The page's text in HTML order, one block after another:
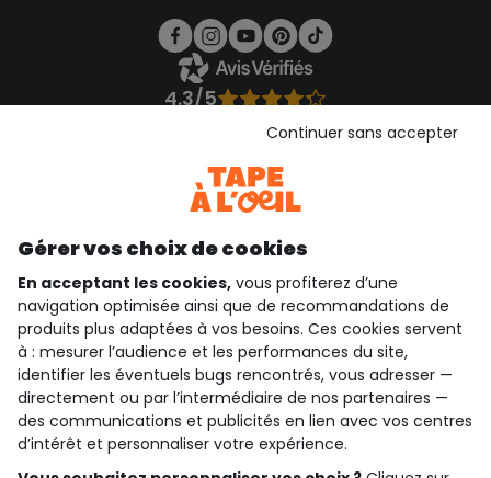
4.3/5
Voir l’attestation de confiance
Téléchargez notre application
Découvrir notre application
qui sommes-nous ?
besoin d'aide ?
le club fidélité
Gérer vos choix de cookies
En acceptant les cookies, vous profiterez d’une
navigation optimisée ainsi que de recommandations de
produits plus adaptées à vos besoins. Ces cookies servent
à : mesurer l’audience et les performances du site,
identifier les éventuels bugs rencontrés, vous adresser —
directement ou par l’intermédiaire de nos partenaires —
des communications et publicités en lien avec vos centres
d’intérêt et personnaliser votre expérience.
Continuer sans accepter